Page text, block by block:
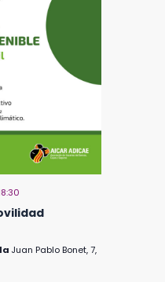
Juan Pablo Bonet, 7,